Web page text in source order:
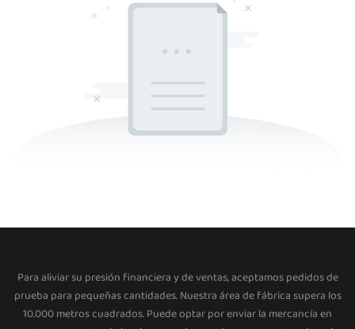
Para aliviar su presión financiera y de ventas, aceptamos pedidos de
prueba para pequeñas cantidades. Nuestra área de fábrica supera los
10.000 metros cuadrados. Puede optar por enviar la mercancía en